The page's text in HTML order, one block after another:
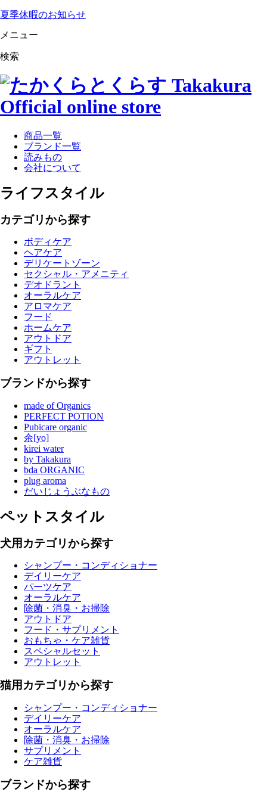
夏季休暇のお知らせ
メニュー
検索
商品一覧
ブランド一覧
読みもの
会社について
ライフスタイル
カテゴリから探す
ボディケア
ヘアケア
デリケートゾーン
セクシャル・アメニティ
デオドラント
オーラルケア
アロマケア
フード
ホームケア
アウトドア
ギフト
アウトレット
ブランドから探す
made of Organics
PERFECT POTION
Pubicare organic
余[yo]
kirei water
by Takakura
bda ORGANIC
plug aroma
だいじょうぶなもの
ペットスタイル
犬用カテゴリから探す
シャンプー・コンディショナー
デイリーケア
パーツケア
オーラルケア
除菌・消臭・お掃除
アウトドア
フード・サプリメント
おもちゃ・ケア雑貨
スペシャルセット
アウトレット
猫用カテゴリから探す
シャンプー・コンディショナー
デイリーケア
オーラルケア
除菌・消臭・お掃除
サプリメント
ケア雑貨
ブランドから探す